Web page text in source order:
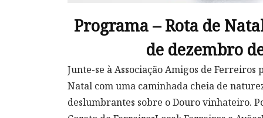
Programa – Rota de
de dezembro
Junte-se à Associação Amigos de
Natal com uma caminhada cheia de
deslumbrantes sobre o Douro vinhateiro.